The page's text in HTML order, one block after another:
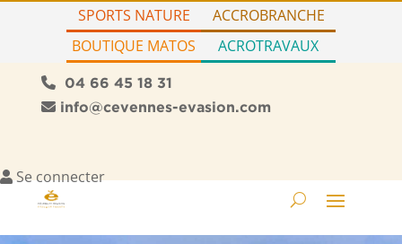
SPORTS NATURE
ACCROBRANCHE
BOUTIQUE MATOS
ACROTRAVAUX
04 66 45 18 31
info@cevennes-evasion.com
Se connecter